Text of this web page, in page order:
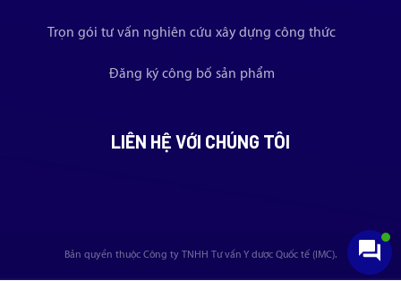
Trọn gói tư vấn nghiên cứu xây dựng công thức
Đăng ký công bố sản phẩm
LIÊN HỆ VỚI CHÚNG TÔI
Bản quyền thuộc Công ty TNHH Tư vấn Y dược Quốc tế (IMC).